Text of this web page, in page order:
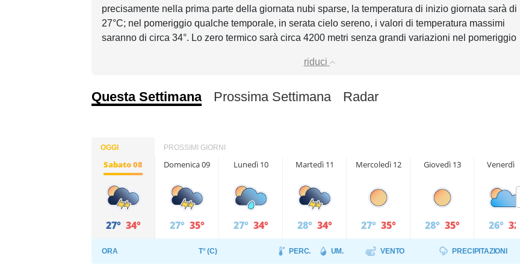
precisamente nella prima parte della giornata nubi sparse, la temperatura di inizio giornata sarà di
27°C; nel pomeriggio qualche temporale, in serata cielo sereno, i valori di temperatura massimi
saranno di circa 34°. Lo zero termico sarà circa 4200 metri senza grandi variazioni nel pomeriggio
riduci
Questa Settimana Prossima Settimana Radar
OGGI PROSSIMI GIORNI
Sabato 08
27° 34°
Domenica 09
27° 35°
Lunedì 10
27° 34°
Martedì 11
28° 34°
Mercoledì 12
27° 35°
Giovedì 13
28° 35°
Venerdì 14
26° 32°
ORA T° (C) PERC. UM. VENTO PRECIPITAZIONI